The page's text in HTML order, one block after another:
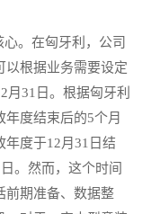
。在匈牙利，公司
以根据业务需要设定
月31日。根据匈牙利
年度结束后的5个月
年度于12月31日结
。然而，这个时间
前期准备、数据整